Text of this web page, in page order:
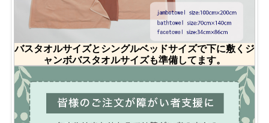
バスタオルサイズとシングルベッドサイズで下に敷くジ
ャンボバスタオルサイズも準備してます。